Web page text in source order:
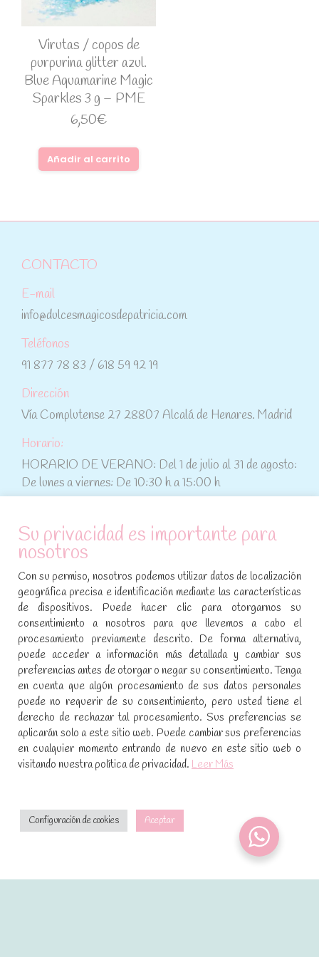
Virutas / copos de
purpurina glitter azul.
Blue Aquamarine Magic
Sparkles 3 g – PME
6,50€
Añadir al carrito
CONTACTO
E-mail
info@dulcesmagicosdepatricia.com
Teléfonos
91 877 78 83 / 618 59 92 19
Dirección
Vía Complutense 27 28807 Alcalá de Henares. Madrid
Horario:
HORARIO DE VERANO: Del 1 de julio al 31 de agosto:
De lunes a viernes: De 10:30 h a 15:00 h
ATENCIÓN AL CLIENTE
Condiciones de compra
Aviso legal y política de privacidad
Política de cookies
SÍGUENOS EN REDES SOCIALES
Encuéntranos en:
Facebook
page
opens
in
new
YouTube
page
opens
in
new
Instagram
page
opens
in
new
No te pierdas las promociones y novedades, suscríbete a
nuestra newsletter:
Su privacidad es importante para
nosotros
Con su permiso, nosotros podemos utilizar datos de localización
geográfica precisa e identificación mediante las características
de dispositivos. Puede hacer clic para otorgarnos su
consentimiento a nosotros para que llevemos a cabo el
procesamiento previamente descrito. De forma alternativa,
puede acceder a información más detallada y cambiar sus
preferencias antes de otorgar o negar su consentimiento. Tenga
en cuenta que algún procesamiento de sus datos personales
puede no requerir de su consentimiento, pero usted tiene el
derecho de rechazar tal procesamiento. Sus preferencias se
aplicarán solo a este sitio web. Puede cambiar sus preferencias
en cualquier momento entrando de nuevo en este sitio web o
visitando nuestra política de privacidad. Leer Más
Configuración de cookies Aceptar